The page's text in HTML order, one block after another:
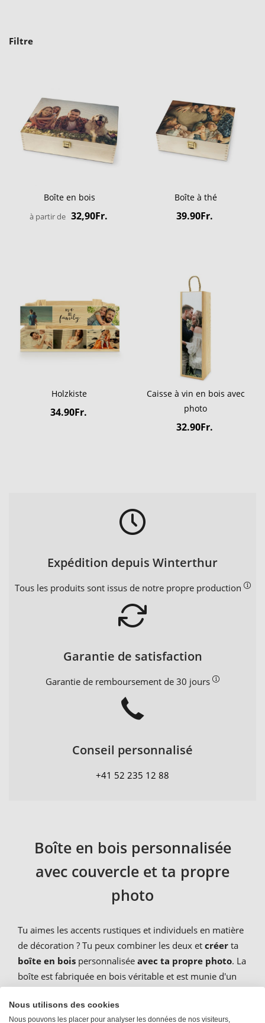
Filtre
Boîte en bois
à partir de 32,90Fr.
Boîte à thé
39.90Fr.
Holzkiste
34.90Fr.
Caisse à vin en bois avec
photo
32.90Fr.
Expédition depuis Winterthur
Tous les produits sont issus de notre propre production
Garantie de satisfaction
Garantie de remboursement de 30 jours
Conseil personnalisé
+41 52 235 12 88
Boîte en bois personnalisée
avec couvercle et ta propre
photo
Tu aimes les accents rustiques et individuels en matière
de décoration ? Tu peux combiner les deux et créer ta
boîte en bois personnalisée avec ta propre photo. La
boîte est fabriquée en bois véritable et est munie d'un
La boîte de rangement en bois
Nous utilisons des cookies
Nous pouvons les placer pour analyser les données de nos visiteurs,